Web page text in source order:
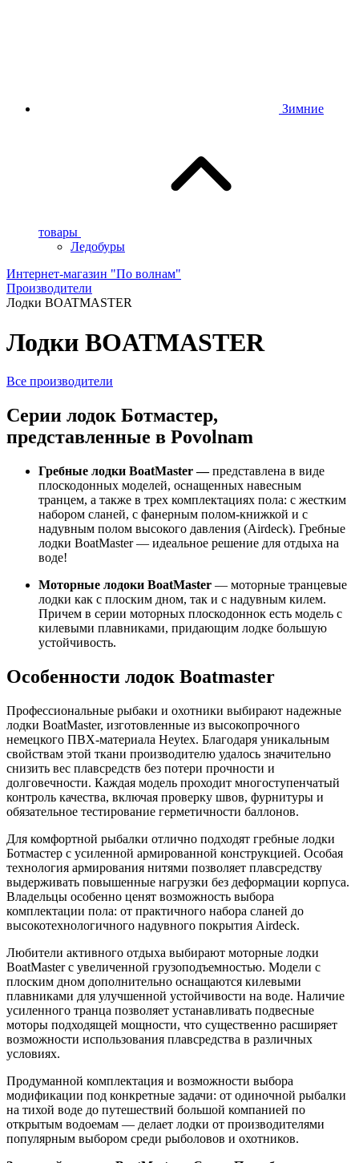
Зимние
товары
Ледобуры
Интернет-магазин "По волнам"
Производители
Лодки BOATMASTER
Лодки BOATMASTER
Все производители
Серии лодок Ботмастер,
представленные в Povolnam
Гребные лодки BoatMaster —представлена в виде
плоскодонных моделей, оснащенных навесным
транцем, а также в трех комплектациях пола: с жестким
набором сланей, с фанерным полом-книжкой и с
надувным полом высокого давления (Airdeck). Гребные
лодки BoatMaster — идеальное решение для отдыха на
воде!
Моторные лодоки BoatMaster — моторные транцевые
лодки как с плоским дном, так и с надувным килем.
Причем в серии моторных плоскодоннок есть модель с
килевыми плавниками, придающим лодке большую
устойчивость.
Особенности лодок Boatmaster
Профессиональные рыбаки и охотники выбирают надежные
лодки BoatMaster, изготовленные из высокопрочного
немецкого ПВХ-материала Heytex. Благодаря уникальным
свойствам этой ткани производителю удалось значительно
снизить вес плавсредств без потери прочности и
долговечности. Каждая модель проходит многоступенчатый
контроль качества, включая проверку швов, фурнитуры и
обязательное тестирование герметичности баллонов.
Для комфортной рыбалки отлично подходят гребные лодки
Ботмастер с усиленной армированной конструкцией. Особая
технология армирования нитями позволяет плавсредству
выдерживать повышенные нагрузки без деформации корпуса.
Владельцы особенно ценят возможность выбора
комплектации пола: от практичного набора сланей до
высокотехнологичного надувного покрытия Airdeck.
Любители активного отдыха выбирают моторные лодки
BoatMaster с увеличенной грузоподъемностью. Модели с
плоским дном дополнительно оснащаются килевыми
плавниками для улучшенной устойчивости на воде. Наличие
усиленного транца позволяет устанавливать подвесные
моторы подходящей мощности, что существенно расширяет
возможности использования плавсредства в различных
условиях.
Продуманной комплектация и возможности выбора
модификации под конкретные задачи: от одиночной рыбалки
на тихой воде до путешествий большой компанией по
открытым водоемам — делает лодки от производителями
популярным выбором среди рыболовов и охотников.